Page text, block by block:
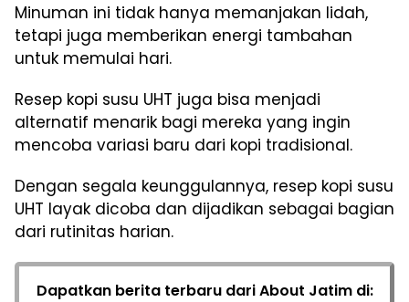
Minuman ini tidak hanya memanjakan lidah,
tetapi juga memberikan energi tambahan
untuk memulai hari.
Resep kopi susu UHT juga bisa menjadi
alternatif menarik bagi mereka yang ingin
mencoba variasi baru dari kopi tradisional.
Dengan segala keunggulannya, resep kopi susu
UHT layak dicoba dan dijadikan sebagai bagian
dari rutinitas harian.
Dapatkan berita terbaru dari About Jatim di: